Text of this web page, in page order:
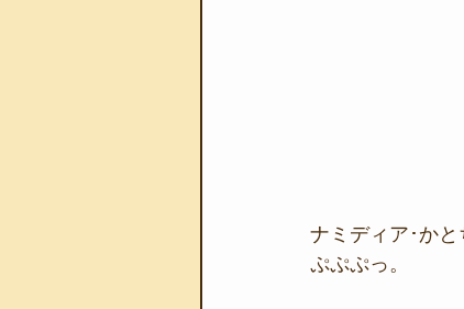
ナミディア･かと
ぷぷぷっ。